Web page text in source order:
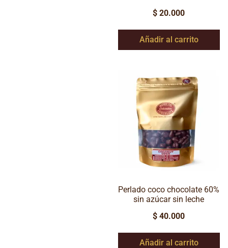
$ 20.000
Añadir al carrito
Perlado coco chocolate 60%
sin azúcar sin leche
$ 40.000
Añadir al carrito